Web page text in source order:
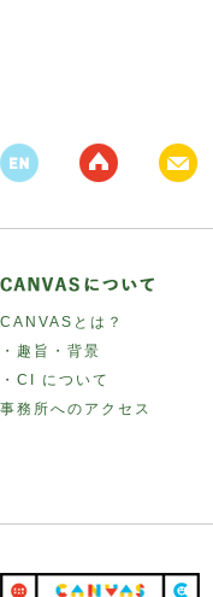
CANVASとは？
・趣旨・背景
・CI について
事務所へのアクセス